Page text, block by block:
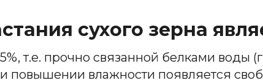
сухого зерна
т.е. прочно связанной белками воды
повышении влажности появляется